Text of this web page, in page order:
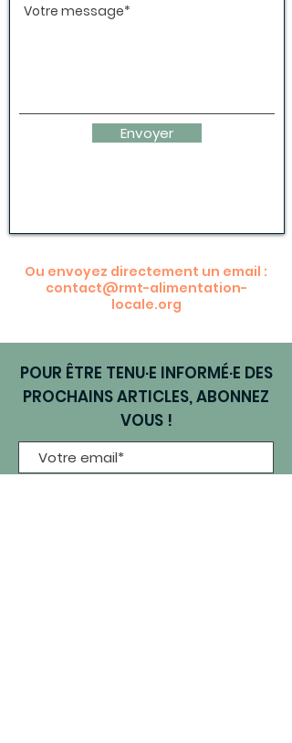
Envoyer
Ou envoyez directement un email :
contact@rmt-alimentation-
locale.org
POUR ÊTRE TENU·E INFORMÉ·E DES
PROCHAINS ARTICLES, ABONNEZ
VOUS !